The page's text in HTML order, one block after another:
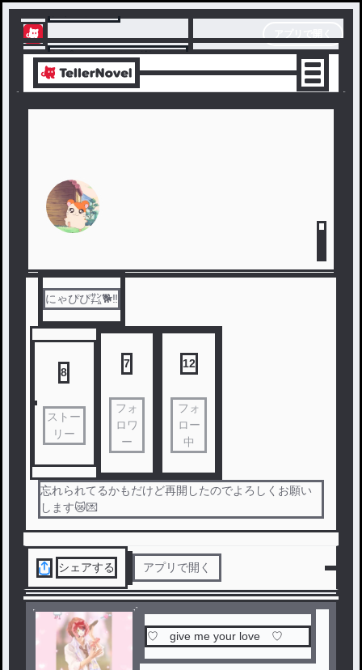
テラーノベル
アプリでサクサク楽しめる
にゃぴぴ㌠🐕️‼️
8
ストー
リー
7
フォ
ロワ
ー
12
フォ
ロー
中
忘れられてるかもだけど再開したのでよろしくお願い
します😿💌
シェアする アプリで開く
♡ give me your love ♡